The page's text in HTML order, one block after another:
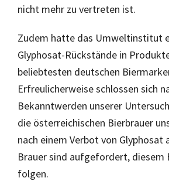
nicht mehr zu vertreten ist.
Zudem hatte das Umweltinstitut
Glyphosat-Rückstände in
beliebtesten deutschen
Erfreulicherweise schlossen sich
Bekanntwerden unserer
die österreichischen Bierbrauer
nach einem Verbot von Glyphosat
Brauer sind aufgefordert, diesem
folgen.